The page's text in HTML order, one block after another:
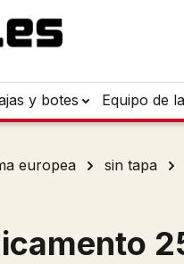
y botes Equipo de
europea sin tapa